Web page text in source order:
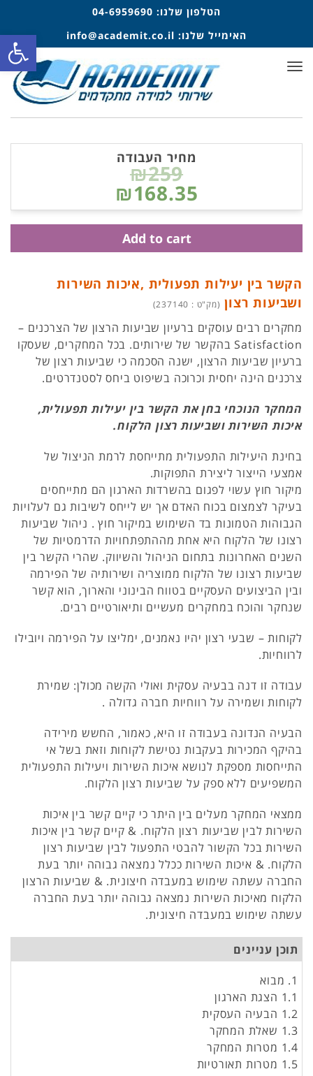
הטלפון שלנו: 04-6959690
האימייל שלנו: info@academit.co.il
תפריט
הקשר בין יעילות תפעולית ,איכות השירות
ושביעות רצון (מק"ט : 237140)
מחקרים רבים עוסקים ברעיון שביעות הרצון של הצרכנים –
Satisfaction בהקשר של שירותים. בכל המחקרים, שעסקו
ברעיון שביעות הרצון, ישנה הסכמה כי שביעות רצון של
צרכנים הינה יחסית וכרוכה בשיפוט ביחס לסטנדרטים.
המחקר הנוכחי בחן את הקשר בין יעילות תפעולית,
איכות השירות ושביעות רצון הלקוח.
בחינת היעילות התפעולית מתייחסת לרמת הניצול של
אמצעי הייצור ליצירת התפוקות.
מיקור חוץ עשוי לפגום בהשרדות הארגון הם מתייחסים
בעיקר לצמצום בכוח האדם אך יש לייחס לשיבות גם לעלויות
הגבוהות הטמונות בד השימוש במיקור חוץ . ניהול שביעות
רצונו של הלקוח היא אחת מההתפתחויות הדרמטיות של
השנים האחרונות בתחום הניהול והשיווק. שהרי הקשר בין
שביעות רצונו של הלקוח ממוצריה ושירותיה של הפירמה
ובין הביצועים העסקיים בטווח הבינוני והארוך, הוא קשר
שנחקר והוכח במחקרים מעשיים ותיאורטיים רבים.
לקוחות – שבעי רצון יהיו נאמנים, ימליצו על הפירמה ויובילו
לרווחיות.
עבודה זו דנה בבעיה עסקית ואולי הקשה מכולן: שמירת
לקוחות ושמירה על רווחיות חברה גדולה .
הבעיה הנדונה בעבודה זו היא, כאמור, החשש מירידה
בהיקף המכירות בעקבות נטישת לקוחות וזאת בשל אי
התייחסות מספקת לנושא איכות השירות ויעילות התפעולית
המשפיעים ללא ספק על שביעות רצון הלקוח.
ממצאי המחקר מעלים בין היתר כי קיים קשר בין איכות
השירות לבין שביעות רצון הלקוח. & קיים קשר בין איכות
השירות בכל הקשור להבטי התפעול לבין שביעות רצון
הלקוח. & איכות השירות ככלל נמצאה גבוהה יותר בעת
החברה עשתה שימוש במעבדה חיצונית. & שביעות הרצון
הלקוח מאיכות השירות נמצאה גבוהה יותר בעת החברה
עשתה שימוש במעבדה חיצונית.
תוכן עניינים
1. מבוא
1.1 הצגת הארגון
1.2 הבעיה העסקית
1.3 שאלת המחקר
1.4 מטרות המחקר
1.5 מטרות תאורטיות
מחיר העבודה
₪259
₪168.35
Add to cart
פתח